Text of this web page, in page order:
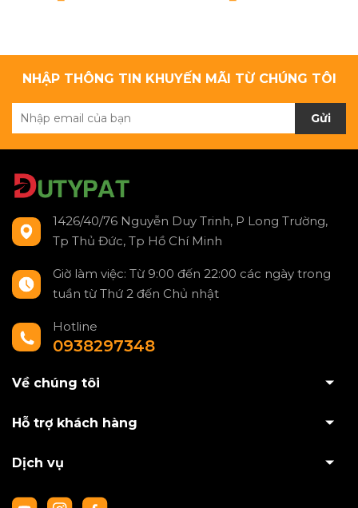
NHẬP THÔNG TIN KHUYẾN MÃI TỪ CHÚNG TÔI
Gửi
1426/40/76 Nguyễn Duy Trinh, P Long Trường,
Tp Thủ Đức, Tp Hồ Chí Minh
Giờ làm việc: Từ 9:00 đến 22:00 các ngày trong
tuần từ Thứ 2 đến Chủ nhật
Hotline
0938297348
Về chúng tôi
Hỗ trợ khách hàng
Dịch vụ